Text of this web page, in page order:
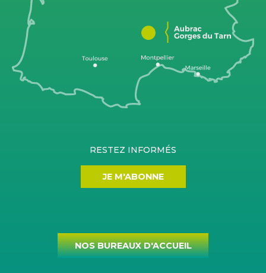
RESTEZ INFORMÉS
JE M'ABONNE
NOS BUREAUX D'ACCUEIL